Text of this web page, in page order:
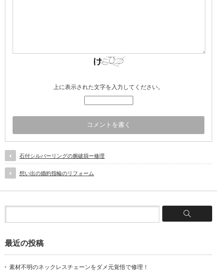
上に表示された文字を入力してください。
石付シルバーリングの腕破損ー修理
想い出の婚約指輪のリフォーム
最近の投稿
素材不明のネックレスチェーンをダメ元覚悟で修理！